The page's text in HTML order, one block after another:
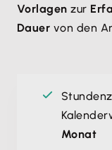
Vorlagen zur
Dauer von den
Monat